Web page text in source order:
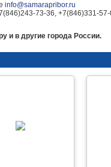
info@samarapribor.ru
73-36, +7(846)331-
и в другие города России.